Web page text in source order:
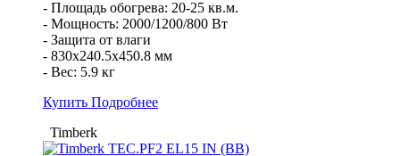
- Площадь обогрева: 20-25 кв.м.
- Мощность: 2000/1200/800 Вт
- Защита от влаги
- 830x240.5x450.8 мм
- Вес: 5.9 кг
Купить Подробнее
Timberk